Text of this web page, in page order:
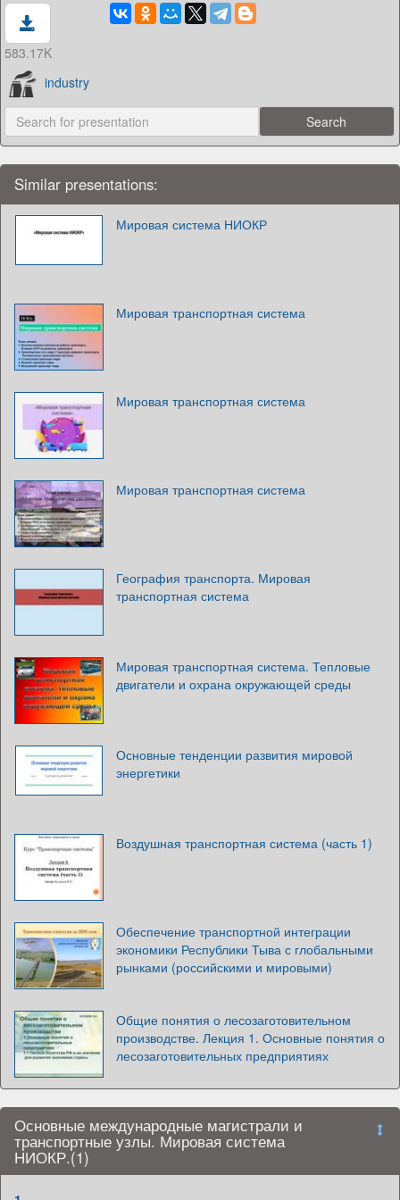
583.17K
industry
Similar presentations:
Мировая система НИОКР
Мировая транспортная система
Мировая транспортная система
Мировая транспортная система
География транспорта. Мировая
транспортная система
Мировая транспортная система. Тепловые
двигатели и охрана окружающей среды
Основные тенденции развития мировой
энергетики
Воздушная транспортная система (часть 1)
Обеспечение транспортной интеграции
экономики Республики Тыва с глобальными
рынками (российскими и мировыми)
Общие понятия о лесозаготовительном
производстве. Лекция 1. Основные понятия о
лесозаготовительных предприятиях
Основные международные магистрали и
транспортные узлы. Мировая система
НИОКР.(1)